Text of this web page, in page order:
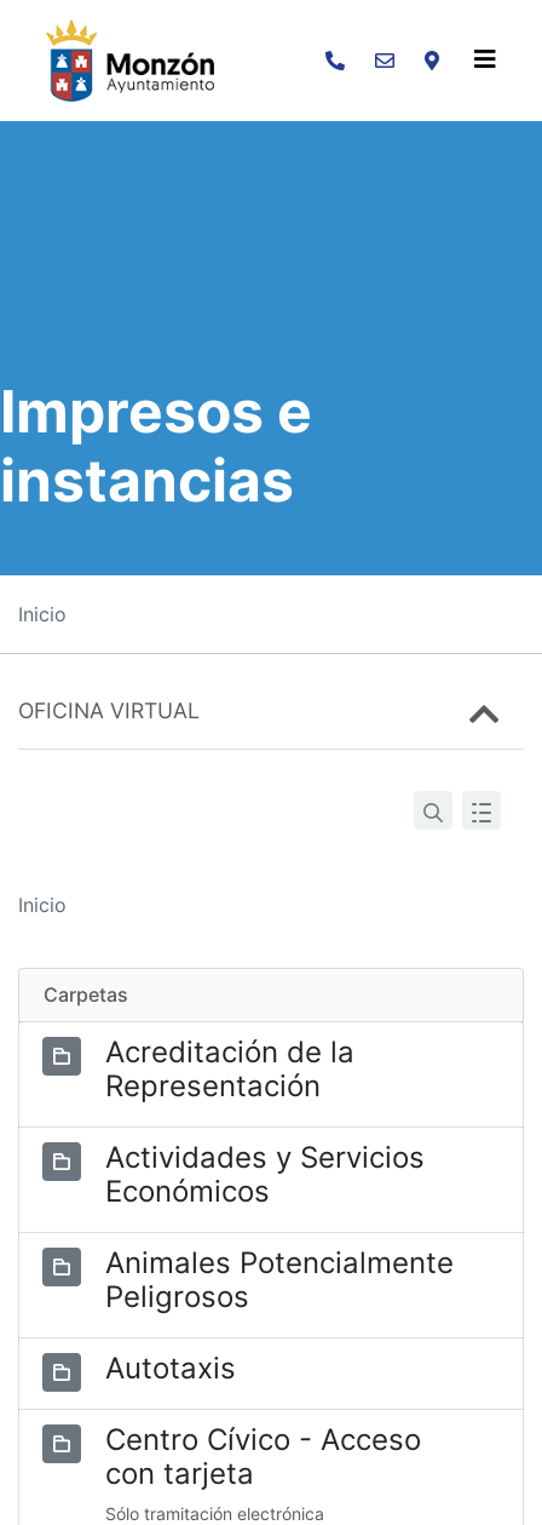
Buscar
Impresos e
instancias
Inicio
OFICINA VIRTUAL
Inicio
Carpetas
Acreditación de la
Representación
Actividades y Servicios
Económicos
Animales Potencialmente
Peligrosos
Autotaxis
Centro Cívico - Acceso
con tarjeta
Sólo tramitación electrónica